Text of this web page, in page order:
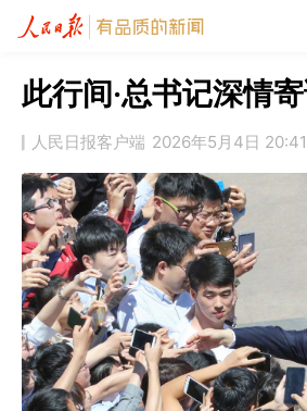
此行间·总书记深情
人民日报客户端 2026年5月4日 20:41